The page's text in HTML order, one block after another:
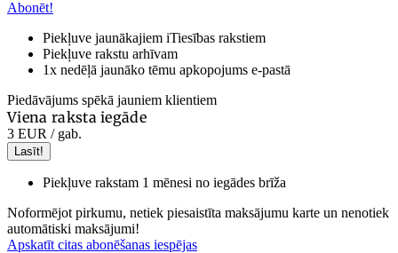
Abonēt!
Piekļuve jaunākajiem iTiesības rakstiem
Piekļuve rakstu arhīvam
1x nedēļā jaunāko tēmu apkopojums e-pastā
Piedāvājums spēkā jauniem klientiem
Viena raksta iegāde
3 EUR / gab.
Lasīt!
Piekļuve rakstam 1 mēnesi no iegādes brīža
Noformējot pirkumu, netiek piesaistīta maksājumu karte un nenotiek
automātiski maksājumi!
Apskatīt citas abonēšanas iespējas